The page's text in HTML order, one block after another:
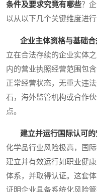
条件及要求究竟有哪些？
以从以下几个关键维度进行
企业主体资格与基础
立在合法存续的企业实体
内的营业执照经营范围包
正常经营状态，无重大违
石，海外监管机构或合作
点。
建立并运行国际认可
化学品行业风险极高，国
建立并有效运行如职业健
体系，并取得认证。这套
证明企业具备系统化风险